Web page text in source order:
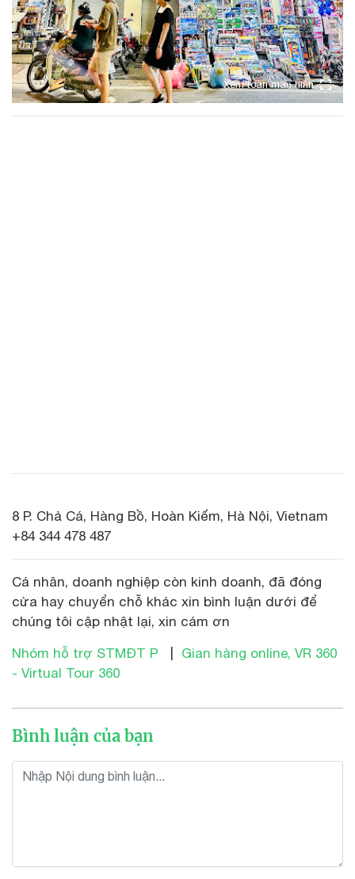
Xem toàn màn hình
8 P. Chả Cá, Hàng Bồ, Hoàn Kiếm, Hà Nội, Vietnam
+84 344 478 487
Cá nhân, doanh nghiệp còn kinh doanh, đã đóng
cửa hay chuyển chỗ khác xin bình luận dưới để
chúng tôi cập nhật lại, xin cám ơn
Nhóm hỗ trợ STMĐT P
Gian hàng online, VR 360
- Virtual Tour 360
Bình luận của bạn